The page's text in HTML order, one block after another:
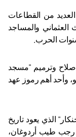
من القطاعات
والمساجد
الحرب
وإصلاح وترميم "مسجد
وأحد أهم رموز عهد
"مسجد خنكار" الذي يعود تاريخ
التركي رجب طيب أردوغان،